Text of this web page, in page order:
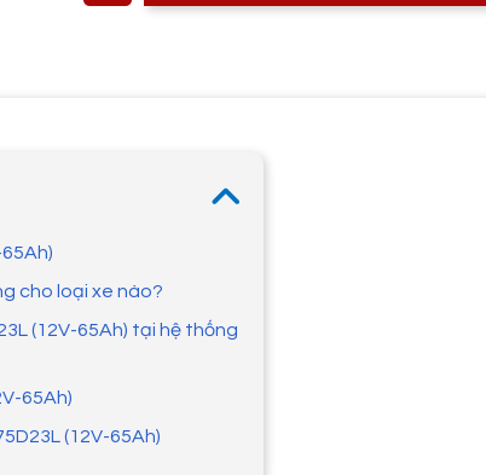
cho loại xe nào?
(12V-65Ah) tại hệ thống
65Ah)
(12V-65Ah)